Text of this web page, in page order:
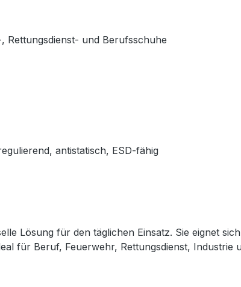
Rettungsdienst- und Berufsschuhe
antistatisch, ESD-fähig
Lösung für den täglichen Einsatz. Sie eignet
für Beruf, Feuerwehr, Rettungsdienst, Industrie